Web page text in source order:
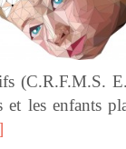
(C.R.F.M.S.
et les enfants